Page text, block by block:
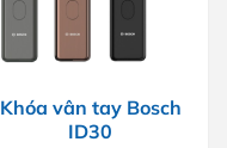
Khóa vân tay Bosch
ID30